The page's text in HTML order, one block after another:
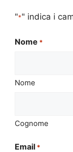
"*" indica i
Nome *
Nome
Cognome
Email *